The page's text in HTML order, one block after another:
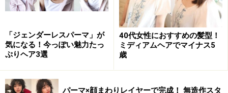
「ジェンダーレスパーマ」が
気になる！今っぽい魅力たっ
ぷりヘア3選
40代女性におすすめの髪型！
ミディアムヘアでマイナス5
歳
パーマ×顔まわりレイヤーで完成！ 無造作スタ